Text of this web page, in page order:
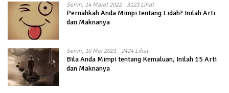
Senin, 14 Maret 2022 3123 Lihat
Pernahkah Anda Mimpi tentang Lidah? Inilah Arti
dan Maknanya
Senin, 10 Mei 2021 2424 Lihat
Bila Anda Mimpi tentang Kemaluan, Inilah 15 Arti
dan Maknanya